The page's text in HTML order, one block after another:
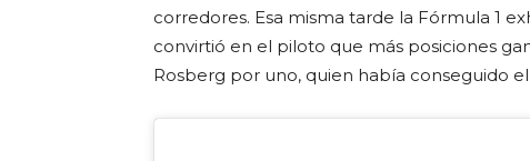
corredores. Esa misma tarde la Fórmula 1
convirtió en el piloto que más posiciones
Rosberg por uno, quien había conseguido